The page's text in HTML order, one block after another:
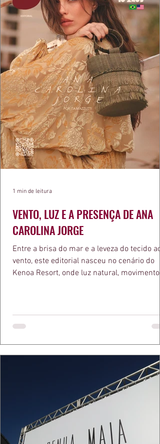
VENTO, LUZ E A PRESENÇA DE ANA
CAROLINA JORGE
Entre a brisa do mar e a leveza do tecido ao
vento, este editorial nasceu no cenário do
Kenoa Resort, onde luz natural, movimento e
algo de intemporal em vestir o vento e
que ele conduza a cena. Cada dobra do
cada reflexo dourado da luz sobre a pe
1 min de leitura